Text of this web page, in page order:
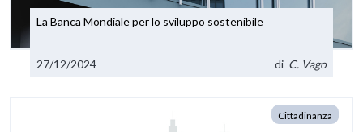
La Banca Mondiale per lo sviluppo sostenibile
27/12/2024 di C. Vago
Cittadinanza